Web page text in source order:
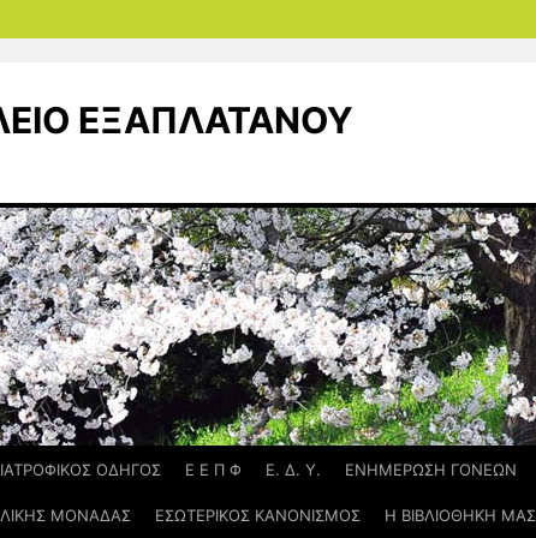
ΕΞΑΠΛΑΤΑΝΟΥ
ΟΔΗΓΟΣ Ε Ε Π Φ Ε. Δ. Υ. ΕΝΗΜΕΡΩΣΗ ΓΟΝΕΩΝ
ΜΟΝΑΔΑΣ ΕΣΩΤΕΡΙΚΟΣ ΚΑΝΟΝΙΣΜΟΣ Η ΒΙΒΛΙΟΘΗΚΗ ΜΑΣ